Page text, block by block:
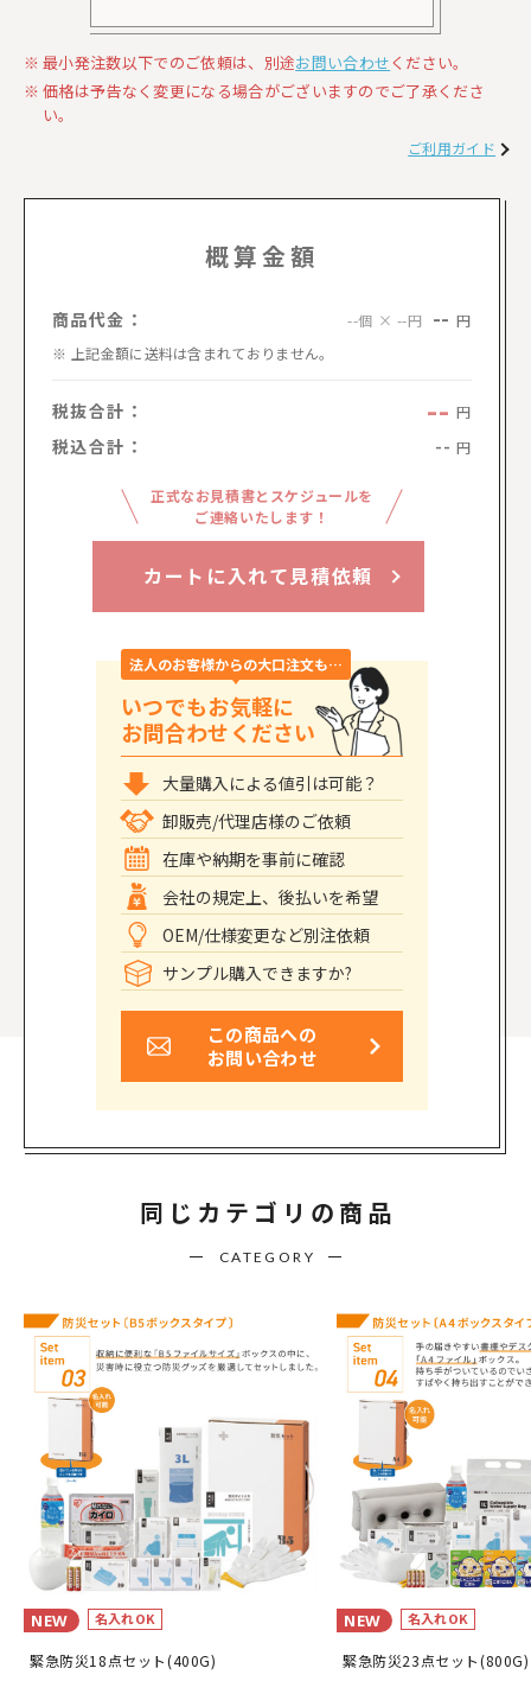
最小発注数以下でのご依頼は、別途お問い合わせください。
価格は予告なく変更になる場合がございますのでご了承くださ
い。
ご利用ガイド
概算金額
商品代金： --個 × --円 -- 円
上記金額に送料は含まれておりません。
税抜合計： -- 円
税込合計： -- 円
正式なお見積書とスケジュールを
ご連絡いたします！
カートに入れて見積依頼
法人のお客様からの大口注文も…
いつでもお気軽に
お問合わせください
大量購入による値引は可能？
卸販売/代理店様のご依頼
在庫や納期を事前に確認
会社の規定上、後払いを希望
OEM/仕様変更など別注依頼
サンプル購入できますか?
この商品への
お問い合わせ
同じカテゴリの商品
CATEGORY
NEW 名入れOK
緊急防災18点セット(400G)
NEW 名入れOK
緊急防災23点セット(800G)